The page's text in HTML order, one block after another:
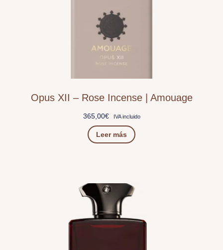
Opus XII – Rose Incense | Amouage
365,00€ IVA incluido
Leer más